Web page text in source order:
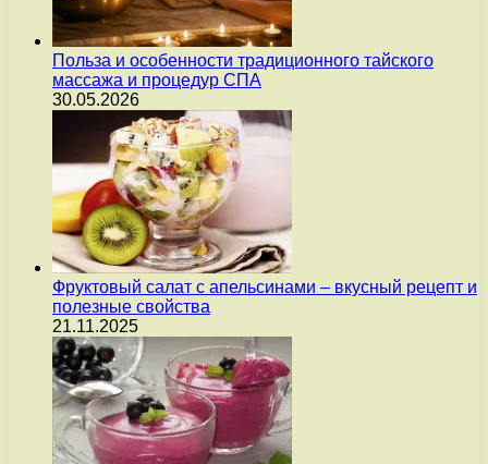
Польза и особенности традиционного тайского
массажа и процедур СПА
30.05.2026
Фруктовый салат с апельсинами – вкусный рецепт и
полезные свойства
21.11.2025